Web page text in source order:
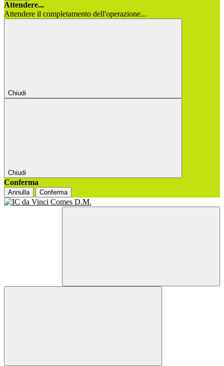
Attendere...
Attendere il completamento dell'operazione...
Chiudi
Chiudi
Conferma
Annulla Conferma